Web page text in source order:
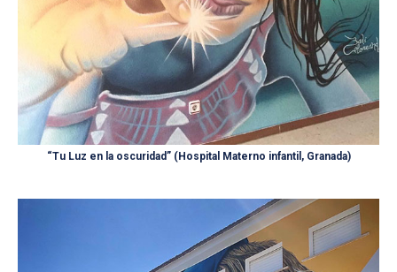
“Tu Luz en la oscuridad” (Hospital Materno infantil, Granada)